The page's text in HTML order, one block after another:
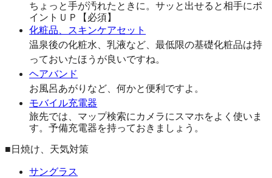
ちょっと手が汚れたときに。サッと出せると相手にポ
イントＵＰ【必須】
化粧品、スキンケアセット
温泉後の化粧水、乳液など、最低限の基礎化粧品は持
っておいたほうが良いですね。
ヘアバンド
お風呂あがりなど、何かと便利ですよ。
モバイル充電器
旅先では、マップ検索にカメラにスマホをよく使いま
す。予備充電器を持っておきましょう。
■日焼け、天気対策
サングラス